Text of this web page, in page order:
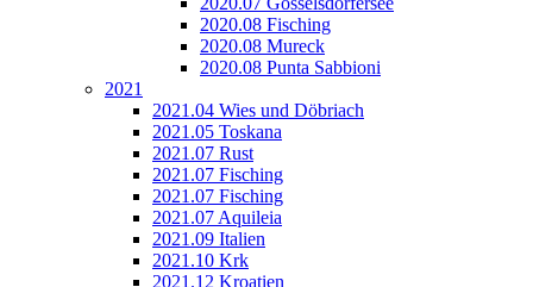
2020.08 Fisching
2020.08 Mureck
2020.08 Punta Sabbioni
2021
2021.04 Wies und Döbriach
2021.05 Toskana
2021.07 Rust
2021.07 Fisching
2021.07 Fisching
2021.07 Aquileia
2021.09 Italien
2021.10 Krk
2021.12 Kroatien